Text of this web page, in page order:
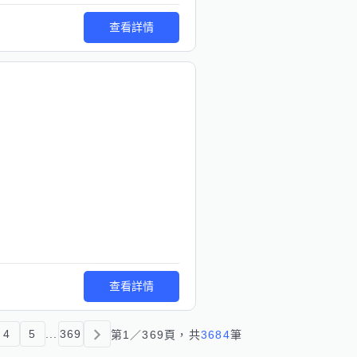
查看詳情
查看詳情
4 5 369 第1 ／369頁，共3684筆